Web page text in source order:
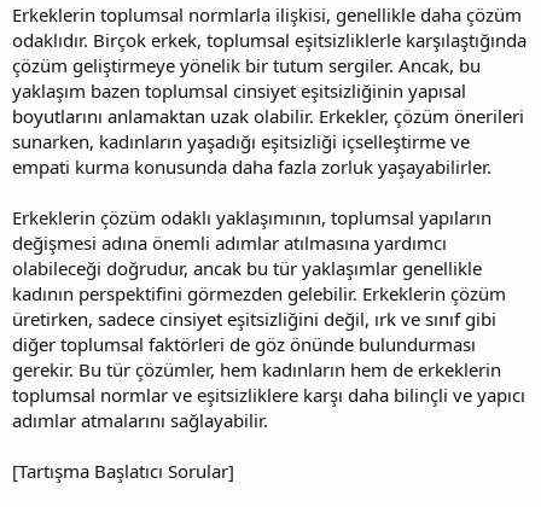
Erkeklerin toplumsal normlarla ilişkisi, genellikle daha çözüm
odaklıdır. Birçok erkek, toplumsal eşitsizliklerle karşılaştığında
çözüm geliştirmeye yönelik bir tutum sergiler. Ancak, bu
yaklaşım bazen toplumsal cinsiyet eşitsizliğinin yapısal
boyutlarını anlamaktan uzak olabilir. Erkekler, çözüm önerileri
sunarken, kadınların yaşadığı eşitsizliği içselleştirme ve
empati kurma konusunda daha fazla zorluk yaşayabilirler.
Erkeklerin çözüm odaklı yaklaşımının, toplumsal yapıların
değişmesi adına önemli adımlar atılmasına yardımcı
olabileceği doğrudur, ancak bu tür yaklaşımlar genellikle
kadının perspektifini görmezden gelebilir. Erkeklerin çözüm
üretirken, sadece cinsiyet eşitsizliğini değil, ırk ve sınıf gibi
diğer toplumsal faktörleri de göz önünde bulundurması
gerekir. Bu tür çözümler, hem kadınların hem de erkeklerin
toplumsal normlar ve eşitsizliklere karşı daha bilinçli ve yapıcı
adımlar atmalarını sağlayabilir.
[Tartışma Başlatıcı Sorular]